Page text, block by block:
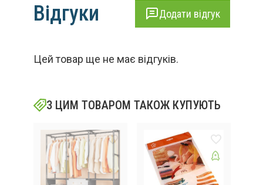
Відгуки Додати відгук
Цей товар ще не має відгуків.
З ЦИМ ТОВАРОМ ТАКОЖ КУПУЮТЬ